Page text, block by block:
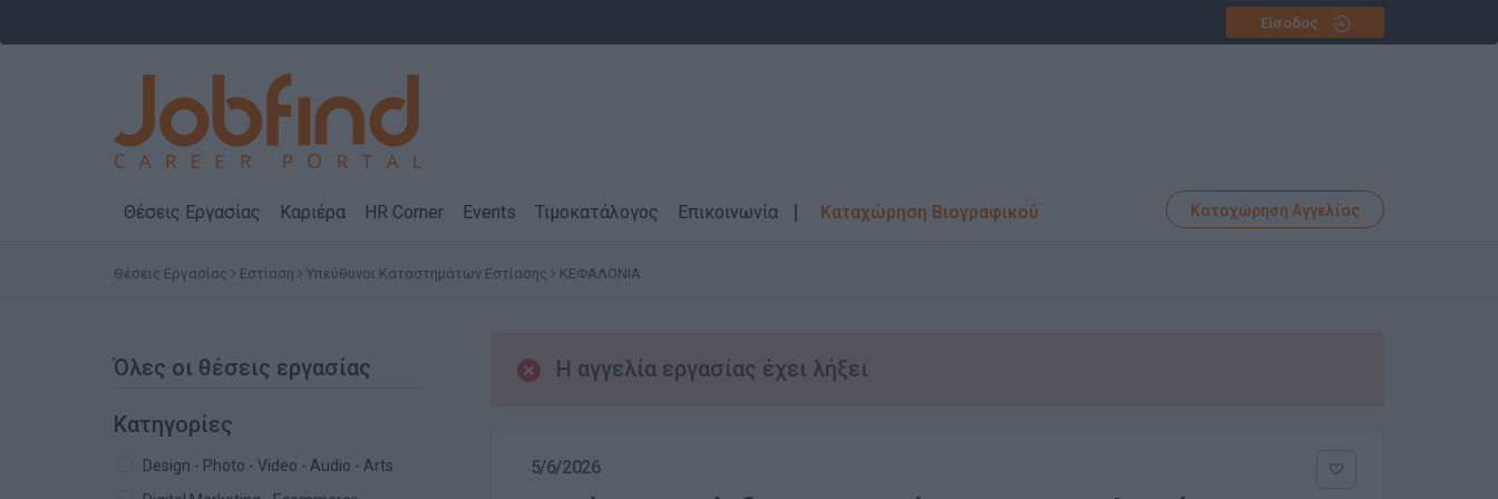
Είσοδος
Θέσεις Εργασίας Καριέρα HR Corner Events Τιμοκατάλογος Επικοινωνία Καταχώρηση Βιογραφικού Καταχώρηση Αγγελίας
Θέσεις Εργασίας Εστίαση Υπεύθυνοι Καταστημάτων Εστίασης ΚΕΦΑΛΟΝΙΑ
Όλες οι θέσεις εργασίας
Κατηγορίες
Design - Photo - Video - Audio - Arts
Η αγγελία εργασίας έχει λήξει
5/6/2026